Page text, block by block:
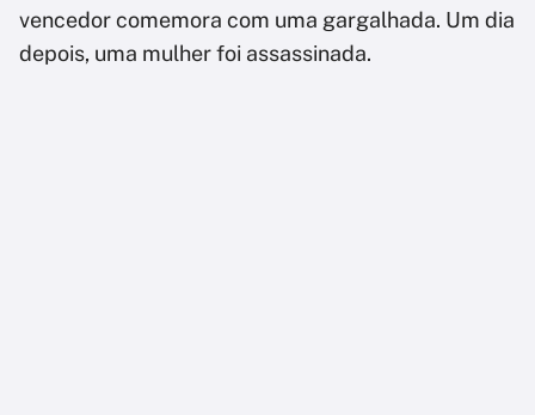
vencedor comemora com uma gargalhada. Um dia
depois, uma mulher foi assassinada.